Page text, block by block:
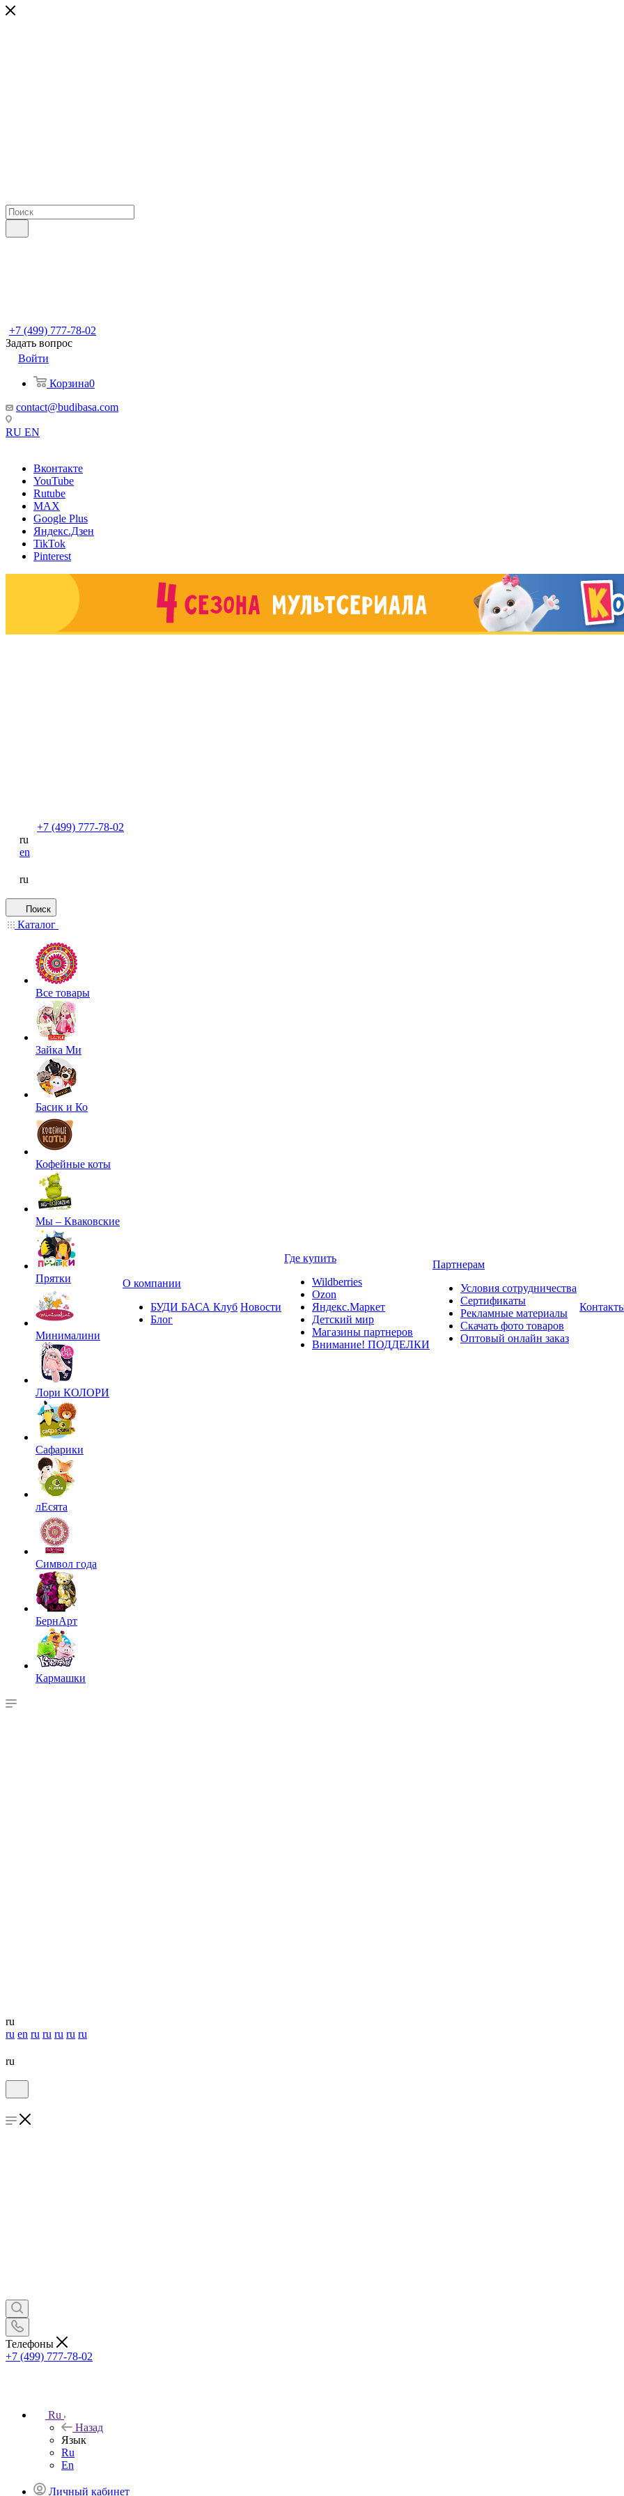
+7 (499) 777-78-02
Задать вопрос
Войти
Корзина0
contact@budibasa.com
RU EN
Вконтакте
YouTube
Rutube
MAX
Google Plus
Яндекс.Дзен
TikTok
Pinterest
+7 (499) 777-78-02
ru
en
ru
Поиск
Каталог
Все товары
Зайка Ми
Басик и Ко
Кофейные коты
Мы – Кваковские
Прятки
Минималини
Лори КОЛОРИ
Сафарики
лЕсята
Символ года
БернАрт
Кармашки
О компании
БУДИ БАСА Клуб
Блог
Новости
Где купить
Wildberries
Ozon
Яндекс.Маркет
Детский мир
Магазины партнеров
Внимание! ПОДДЕЛКИ
Партнерам
Условия сотрудничества
Сертификаты
Рекламные материалы
Скачать фото товаров
Оптовый онлайн заказ
ru
ru en ru ru ru ru ru
ru
Телефоны
+7 (499) 777-78-02
Ru
Назад
Язык
Ru
En
Личный кабинет